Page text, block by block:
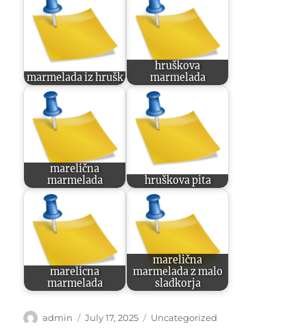
marmelada iz hrušk
hruškova
marmelada
marelična
marmelada
hruškova pita
marelicna
marmelada
marelična
marmelada z malo
sladkorja
Author
admin
Posted
July 17, 2025 Categories
Uncategorized